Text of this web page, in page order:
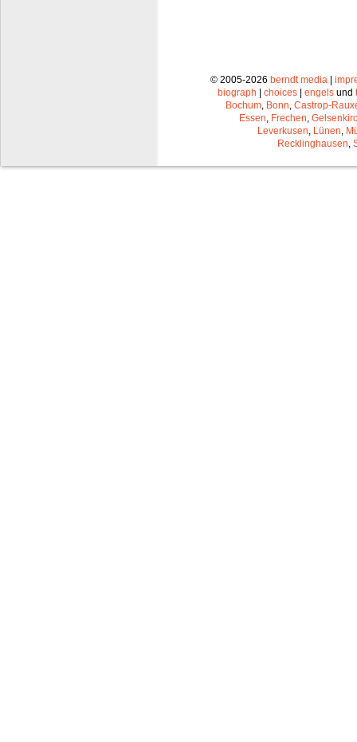
© 2005-2026 berndt media |
biograph | choices | engels und
Bochum Bonn Castrop-
Essen Frechen
Leverkusen Lünen
Recklinghausen